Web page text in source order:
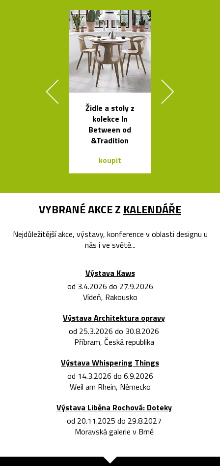
Židle a stoly z
kolekce In
Between od
&Tradition
koupit
VYBRANÉ AKCE Z KALENDÁŘE
Nejdůležitější akce, výstavy, konference v oblasti designu u
nás i ve světě...
Výstava Kaws
od 3.4.2026 do 27.9.2026
Vídeň, Rakousko
Výstava Architektura opravy
od 25.3.2026 do 30.8.2026
Příbram, Česká republika
Výstava Whispering Things
od 14.3.2026 do 6.9.2026
Weil am Rhein, Německo
Výstava Liběna Rochová: Doteky
od 20.11.2025 do 29.8.2027
Moravská galerie v Brně